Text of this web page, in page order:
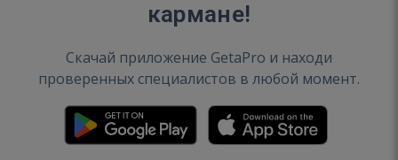
кармане!
Скачай приложение GetaPro и находи
проверенных специалистов в любой момент.